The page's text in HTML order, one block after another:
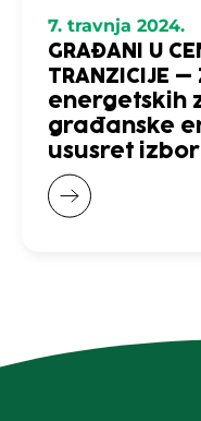
7. travnja 2024.
GRAĐANI U
TRANZICIJE
energetskih
građanske
ususret